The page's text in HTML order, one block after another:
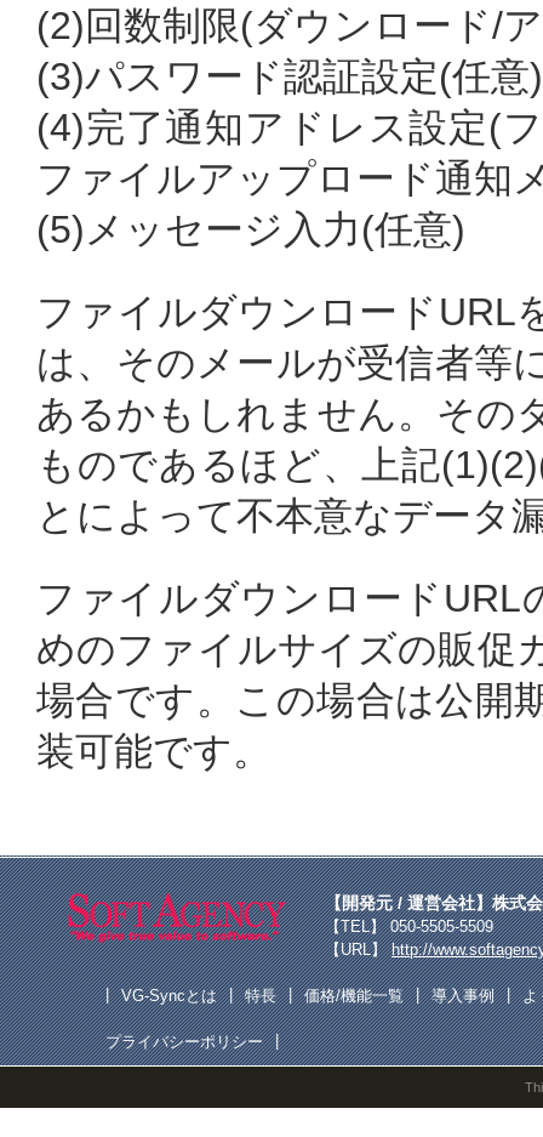
(2)回数制限(ダウンロード/
(3)パスワード認証設定(任意)
(4)完了通知アドレス設定(
ファイルアップロード通知
(5)メッセージ入力(任意)
ファイルダウンロードURL
は、そのメールが受信者等
あるかもしれません。その
ものであるほど、上記
とによって不本意なデータ
ファイルダウンロード
めのファイルサイズの販促
場合です。この場合は公開
装可能です。
【開発元 / 運営会社】株式
【TEL】 050-5505-5509
【URL】http://
| VG-Syncとは | 特長 | 価格/機能一覧 | 導入事例 | よ
プライバシーポリシー |